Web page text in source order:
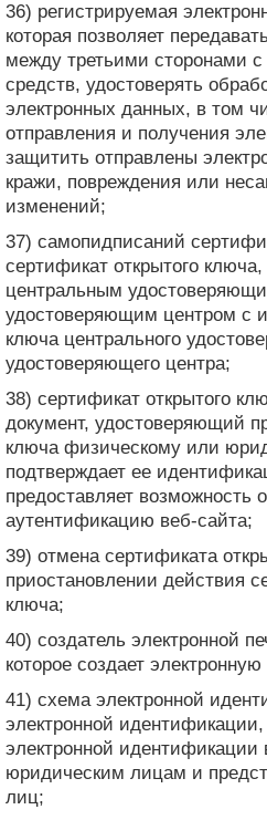
36) регистрируемая
которая позволяет
между третьими сторонами
средств, удостоверять
электронных данных, в том
отправления и получения
защитить отправлены
кражи, повреждения или
изменений;
37) самопидписаний
сертификат открытого
центральным
удостоверяющим центром с
ключа центрального
удостоверяющего центра;
38) сертификат открытого
документ, удостоверяющий
ключа физическому или
подтверждает ее
предоставляет возможность
аутентификацию веб-сайта;
39) отмена сертификата
приостановлении действия
ключа;
40) создатель электронной
которое создает электронную
41) схема электронной
электронной
электронной
юридическим лицам и
лиц;